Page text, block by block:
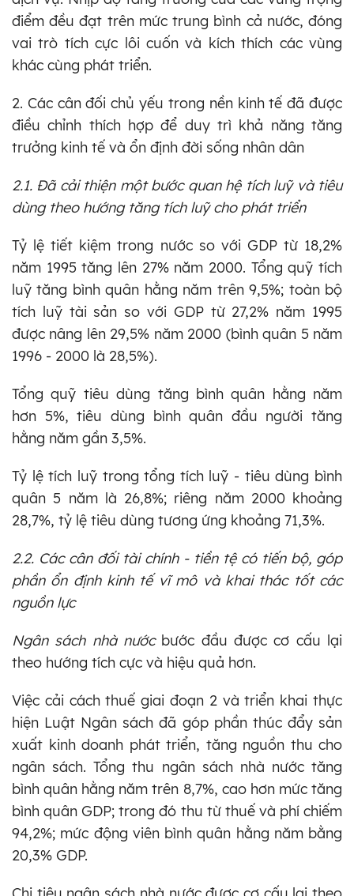
điểm đều đạt trên mức trung bình cả nước, đóng
vai trò tích cực lôi cuốn và kích thích các vùng
khác cùng phát triển.
2. Các cân đối chủ yếu trong nền kinh tế đã được
điều chỉnh thích hợp để duy trì khả năng tăng
trưởng kinh tế và ổn định đời sống nhân dân
2.1. Đã cải thiện một bước quan hệ tích luỹ và tiêu
dùng theo hướng tăng tích luỹ cho phát triển
Tỷ lệ tiết kiệm trong nước so với GDP từ 18,2%
năm 1995 tăng lên 27% năm 2000. Tổng quỹ tích
luỹ tăng bình quân hằng năm trên 9,5%; toàn bộ
tích luỹ tài sản so với GDP từ 27,2% năm 1995
được nâng lên 29,5% năm 2000 (bình quân 5 năm
1996 - 2000 là 28,5%).
Tổng quỹ tiêu dùng tăng bình quân hằng năm
hơn 5%, tiêu dùng bình quân đầu người tăng
hằng năm gần 3,5%.
Tỷ lệ tích luỹ trong tổng tích luỹ - tiêu dùng bình
quân 5 năm là 26,8%; riêng năm 2000 khoảng
28,7%, tỷ lệ tiêu dùng tương ứng khoảng 71,3%.
2.2. Các cân đối tài chính - tiền tệ có tiến bộ, góp
phần ổn định kinh tế vĩ mô và khai thác tốt các
nguồn lực
Ngân sách nhà nướcbước đầu được cơ cấu lại
theo hướng tích cực và hiệu quả hơn.
Việc cải cách thuế giai đoạn 2 và triển khai thực
hiện Luật Ngân sách đã góp phần thúc đẩy sản
xuất kinh doanh phát triển, tăng nguồn thu cho
ngân sách. Tổng thu ngân sách nhà nước tăng
bình quân hằng năm trên 8,7%, cao hơn mức tăng
bình quân GDP; trong đó thu từ thuế và phí chiếm
94,2%; mức động viên bình quân hằng năm bằng
20,3% GDP.